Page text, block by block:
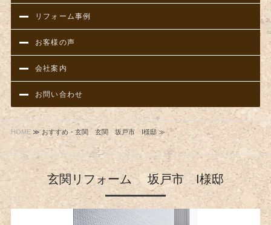
リフォーム事例
お客様の声
会社案内
お問い合わせ
HOME≫ おすすめ・玄関 玄関 坂戸市 I様邸 ≫
玄関リフォーム 坂戸市 I様邸